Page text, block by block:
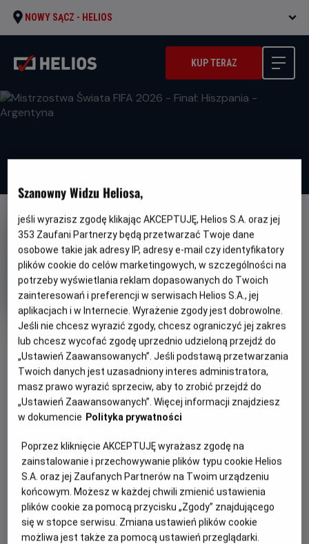
NOWY SĄCZ - HELIOS
KUP TERAZ
OBSERWUJ
Mistrzostwa Świata FIFA 2026 -
Finał: Hiszpania - Argentyna
Oryginalny
tytuł
Mistrzostwa Świata FIFA 2026 - Finał
Sportowy
Czas
trwania
240 min
OPIS WYDARZENIA
Czas na najważniejszy mecz turnieju, który z
vs Ameryka. Hiszpania kontra Argentyna.
Która reprezentacja sięgnie po najcenniejsze trofeum
okaże się już w najbliższą niedzielę.
Najlepsze mecze wymagają najlepszej oprawy dlatego
obejrzyj ten pojedynek na wielkim kinowym ekranie,
Szanowny Widzu Heliosa,
jeśli wyrazisz zgodę klikając AKCEPTUJĘ, Helios S.A. oraz jej
353 Zaufani Partnerzy będą przetwarzać Twoje dane
osobowe takie jak adresy IP, adresy e-mail czy identyfikatory
plików cookie do celów marketingowych, w szczególności na
potrzeby wyświetlania reklam dopasowanych do Twoich
zainteresowań i preferencji w serwisach Helios S.A., jej
aplikacjach i w Internecie. Wyrażenie zgody jest dobrowolne.
Jeśli nie chcesz wyrazić zgody, chcesz ograniczyć jej zakres
lub chcesz wycofać zgodę uprzednio udzieloną przejdź do
„Ustawień Zaawansowanych”. Jeśli podstawą przetwarzania
Twoich danych jest uzasadniony interes administratora,
masz prawo wyrazić sprzeciw, aby to zrobić przejdź do
„Ustawień Zaawansowanych”. Więcej informacji znajdziesz
w dokumencie Polityka prywatności
Poprzez kliknięcie AKCEPTUJĘ wyrażasz zgodę na
zainstalowanie i przechowywanie plików typu cookie Helios
S.A. oraz jej Zaufanych Partnerów na Twoim urządzeniu
końcowym. Możesz w każdej chwili zmienić ustawienia
plików cookie za pomocą przycisku „Zgody” znajdującego
się w stopce serwisu. Zmiana ustawień plików cookie
możliwa jest także za pomocą ustawień przeglądarki.